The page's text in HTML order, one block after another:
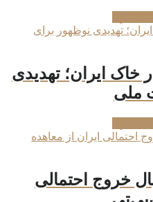
خاک ایران؛ تهدیدی
ملی
خروج احتمالی